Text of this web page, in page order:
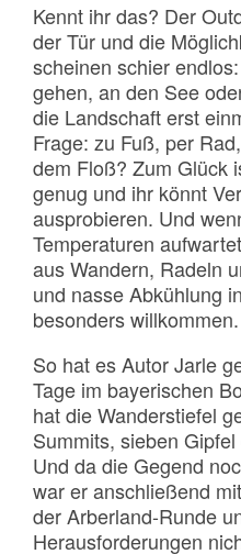
Kennt ihr das? Der
der Tür und die
scheinen schier
gehen, an den See
die Landschaft erst
Frage: zu Fuß, per
dem Floß? Zum Glück
genug und ihr könnt
ausprobieren. Und
Temperaturen
aus Wandern, Radeln
und nasse Abkühlung
besonders willkommen.
So hat es Autor Jarle
Tage im bayerischen
hat die Wanderstiefel
Summits, sieben
Und da die Gegend
war er anschließend
der Arberland-Runde
Herausforderungen